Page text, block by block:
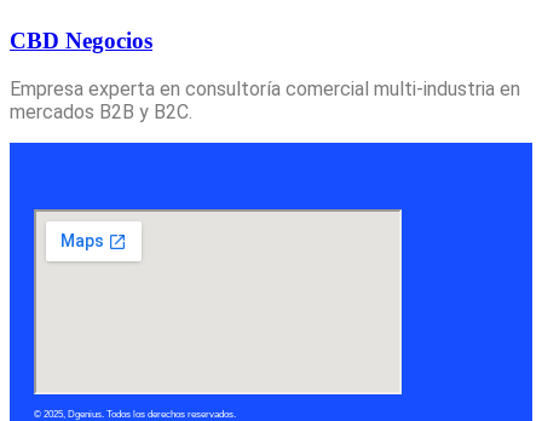
CBD Negocios
Empresa experta en consultoría comercial multi-industria en
mercados B2B y B2C.
© 2025, Dgenius. Todos los derechos reservados.